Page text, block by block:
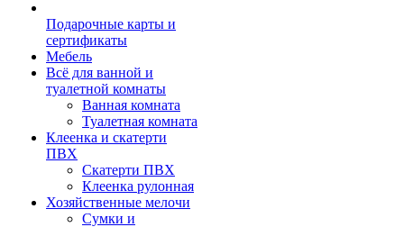
Подарочные карты и
сертификаты
Мебель
Всё для ванной и
туалетной комнаты
Ванная комната
Туалетная комната
Клеенка и скатерти
ПВХ
Скатерти ПВХ
Клеенка рулонная
Хозяйственные мелочи
Сумки и